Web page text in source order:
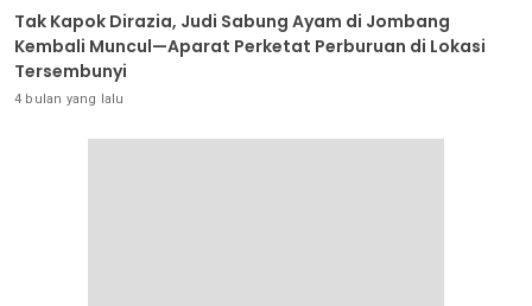
Tak Kapok Dirazia, Judi Sabung Ayam di Jombang
Kembali Muncul—Aparat Perketat Perburuan di Lokasi
Tersembunyi
4 bulan yang lalu